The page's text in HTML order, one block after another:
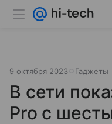
9 октября 2023 Гаджеты
В сети
Pro с